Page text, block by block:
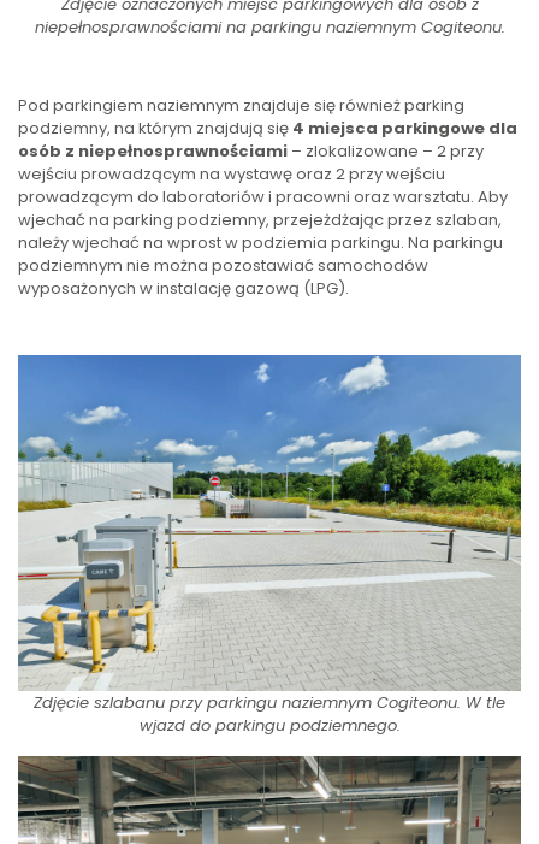
niepełnosprawnościami na parkingu naziemnym Cogiteonu.
Pod parkingiem naziemnym znajduje się również parking
podziemny, na którym znajdują się 4 miejsca parkingowe dla
osób z niepełnosprawnościami – zlokalizowane – 2 przy
wejściu prowadzącym na wystawę oraz 2 przy wejściu
prowadzącym do laboratoriów i pracowni oraz warsztatu. Aby
wjechać na parking podziemny, przejeżdżając przez szlaban,
należy wjechać na wprost w podziemia parkingu. Na parkingu
podziemnym nie można pozostawiać samochodów
wyposażonych w instalację gazową (LPG).
Zdjęcie szlabanu przy parkingu naziemnym Cogiteonu. W tle
wjazd do parkingu podziemnego.